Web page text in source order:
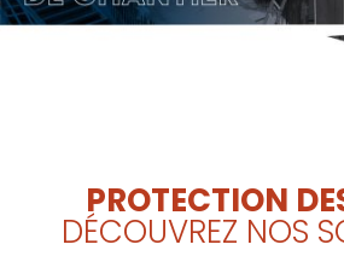
PROTECTION
DÉCOUVREZ NOS